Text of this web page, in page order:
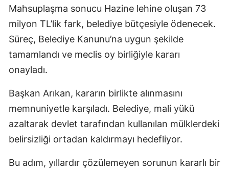
Mahsuplaşma sonucu Hazine lehine oluşan 73
milyon TL’lik fark, belediye bütçesiyle ödenecek.
Süreç, Belediye Kanunu’na uygun şekilde
tamamlandı ve meclis oy birliğiyle kararı
onayladı.
Başkan Arıkan, kararın birlikte alınmasını
memnuniyetle karşıladı. Belediye, mali yükü
azaltarak devlet tarafından kullanılan mülklerdeki
belirsizliği ortadan kaldırmayı hedefliyor.
Bu adım, yıllardır çözülemeyen sorunun kararlı bir